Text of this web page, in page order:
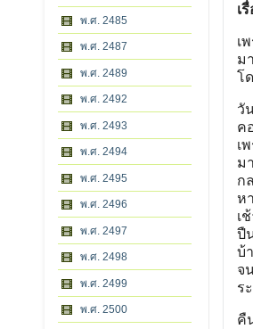
พ.ศ. 2485
พ.ศ. 2487
พ.ศ. 2489
พ.ศ. 2492
พ.ศ. 2493
พ.ศ. 2494
พ.ศ. 2495
พ.ศ. 2496
พ.ศ. 2497
พ.ศ. 2498
พ.ศ. 2499
พ.ศ. 2500
เ
เ
ม
โ
วั
ค
เ
ม
ก
ห
เ
ปื
บ้
จ
ร
คื